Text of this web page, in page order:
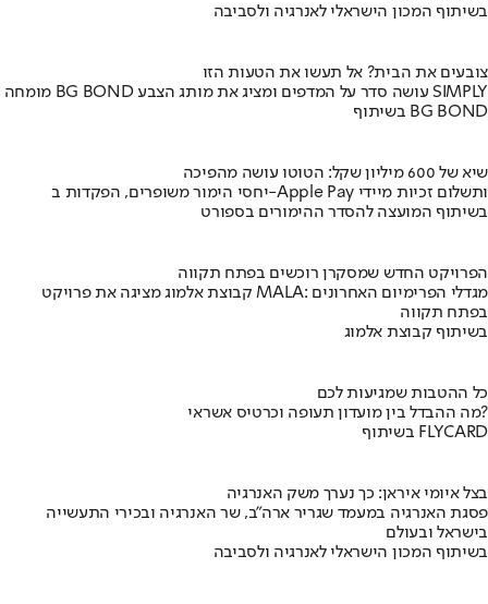
בשיתוף המכון הישראלי לאנרגיה ולסביבה
צובעים את הבית? אל תעשו את הטעות הזו
מומחה BG BOND עושה סדר על המדפים ומציג את מותג הצבע SIMPLY
בשיתוף BG BOND
שיא של 600 מיליון שקל: הטוטו עושה מהפיכה
יחסי הימור משופרים, הפקדות ב-Apple Pay ותשלום זכיות מיידי
בשיתוף המועצה להסדר ההימורים בספורט
הפרויקט החדש שמסקרן רוכשים בפתח תקווה
קבוצת אלמוג מציגה את פרויקט MALA: מגדלי הפרימיום האחרונים
בפתח תקווה
בשיתוף קבוצת אלמוג
כל ההטבות שמגיעות לכם
מה ההבדל בין מועדון תעופה וכרטיס אשראי?
בשיתוף FLYCARD
בצל איומי איראן: כך נערך משק האנרגיה
פסגת האנרגיה במעמד שגריר ארה"ב, שר האנרגיה ובכירי התעשייה
בישראל ובעולם
בשיתוף המכון הישראלי לאנרגיה ולסביבה